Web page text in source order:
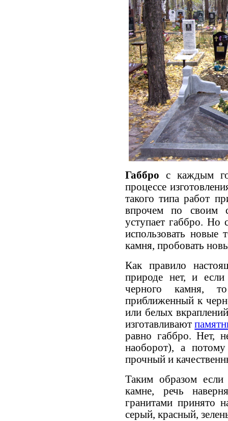
Габбро с каждым
процессе
такого типа работ
впрочем по своим
уступает габбро. Но
использовать новые
камня, пробовать
Как правило
природе нет, и
черного камня,
приближенный к
или белых
изготавливают
равно габбро. Нет,
наоборот), а
прочный и
Таким образом
камне, речь
гранитами принято
серый, красный,